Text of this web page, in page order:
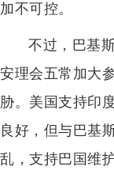
加不可控。
不过，巴基
安理会五常加大
胁。美国支持印
良好，但与巴基
乱，支持巴国维